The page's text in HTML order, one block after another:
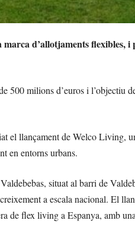
d’allotjaments flexibles,
500 milions d’euros i l’objectiu
el llançament de Welco Living,
en entorns urbans.
situat al barri de
a escala nacional. El
de flex living a Espanya, amb